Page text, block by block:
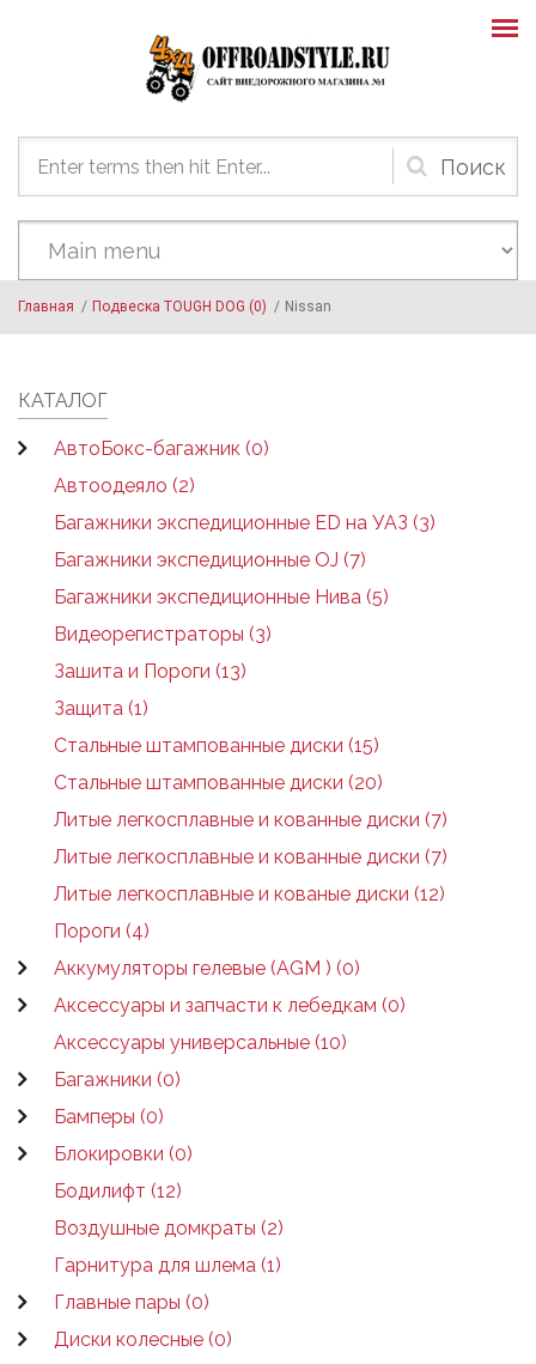
Форма
поиска
Главная / Подвеска TOUGH DOG (0) / Nissan
КАТАЛОГ
АвтоБокс-багажник (0)
Автоодеяло (2)
Багажники экспедиционные ED на УАЗ (3)
Багажники экспедиционные OJ (7)
Багажники экспедиционные Нива (5)
Видеорегистраторы (3)
Зашита и Пороги (13)
Защита (1)
Стальные штампованные диски (15)
Стальные штампованные диски (20)
Литые легкосплавные и кованные диски (7)
Литые легкосплавные и кованные диски (7)
Литые легкосплавные и кованые диски (12)
Пороги (4)
Аккумуляторы гелевые (AGM ) (0)
Аксессуары и запчасти к лебедкам (0)
Аксессуары универсальные (10)
Багажники (0)
Бамперы (0)
Блокировки (0)
Бодилифт (12)
Воздушные домкраты (2)
Гарнитура для шлема (1)
Главные пары (0)
Диски колесные (0)